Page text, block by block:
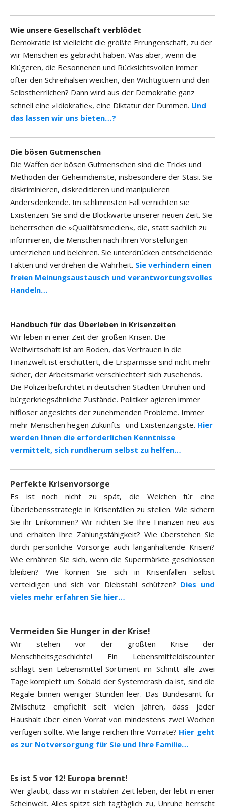
Wie unsere Gesellschaft verblödet
Demokratie ist vielleicht die größte Errungenschaft, zu der
wir Menschen es gebracht haben. Was aber, wenn die
Klügeren, die Besonnenen und Rücksichtsvollen immer
öfter den Schreihälsen weichen, den Wichtigtuern und den
Selbstherrlichen? Dann wird aus der Demokratie ganz
schnell eine »Idiokratie«, eine Diktatur der Dummen. Und
das lassen wir uns bieten…?
Die bösen Gutmenschen
Die Waffen der bösen Gutmenschen sind die Tricks und
Methoden der Geheimdienste, insbesondere der Stasi. Sie
diskriminieren, diskreditieren und manipulieren
Andersdenkende. Im schlimmsten Fall vernichten sie
Existenzen. Sie sind die Blockwarte unserer neuen Zeit. Sie
beherrschen die »Qualitätsmedien«, die, statt sachlich zu
informieren, die Menschen nach ihren Vorstellungen
umerziehen und belehren. Sie unterdrücken entscheidende
Fakten und verdrehen die Wahrheit. Sie verhindern einen
freien Meinungsaustausch und verantwortungsvolles
Handeln…
Handbuch für das Überleben in Krisenzeiten
Wir leben in einer Zeit der großen Krisen. Die
Weltwirtschaft ist am Boden, das Vertrauen in die
Finanzwelt ist erschüttert, die Ersparnisse sind nicht mehr
sicher, der Arbeitsmarkt verschlechtert sich zusehends.
Die Polizei befürchtet in deutschen Städten Unruhen und
bürgerkriegsähnliche Zustände. Politiker agieren immer
hilfloser angesichts der zunehmenden Probleme. Immer
mehr Menschen hegen Zukunfts- und Existenzängste. Hier
werden Ihnen die erforderlichen Kenntnisse
vermittelt, sich rundherum selbst zu helfen…
Perfekte Krisenvorsorge
Es ist noch nicht zu spät, die Weichen für eine
Überlebensstrategie in Krisenfällen zu stellen. Wie sichern
Sie ihr Einkommen? Wir richten Sie Ihre Finanzen neu aus
und erhalten Ihre Zahlungsfähigkeit? Wie überstehen Sie
durch persönliche Vorsorge auch langanhaltende Krisen?
Wie ernähren Sie sich, wenn die Supermärkte geschlossen
bleiben? Wie können Sie sich in Krisenfällen selbst
verteidigen und sich vor Diebstahl schützen? Dies und
vieles mehr erfahren Sie hier…
Vermeiden Sie Hunger in der Krise!
Wir stehen vor der größten Krise der
Menschheitsgeschichte! Ein Lebensmitteldiscounter
schlägt sein Lebensmittel-Sortiment im Schnitt alle zwei
Tage komplett um. Sobald der Systemcrash da ist, sind die
Regale binnen weniger Stunden leer. Das Bundesamt für
Zivilschutz empfiehlt seit vielen Jahren, dass jeder
Haushalt über einen Vorrat von mindestens zwei Wochen
verfügen sollte. Wie lange reichen Ihre Vorräte? Hier geht
es zur Notversorgung für Sie und Ihre Familie…
Es ist 5 vor 12! Europa brennt!
Wer glaubt, dass wir in stabilen Zeit leben, der lebt in einer
Scheinwelt. Alles spitzt sich tagtäglich zu, Unruhe herrscht